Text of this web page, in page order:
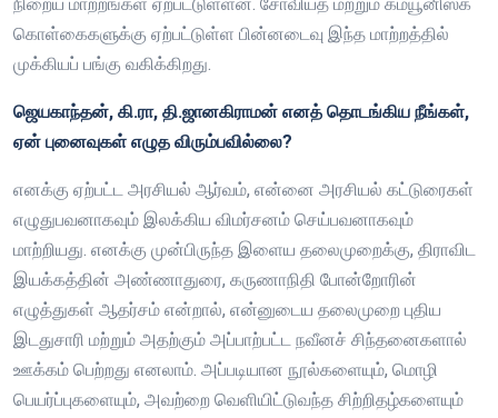
கொள்கைகளுக்கு ஏற்பட்டுள்ள பின்னடைவு இந்த மாற்றத்தில்
முக்கியப் பங்கு வகிக்கிறது.
ஜெயகாந்தன், கி.ரா, தி.ஜானகிராமன் எனத் தொடங்கிய நீங்கள்,
ஏன் புனைவுகள் எழுத விரும்பவில்லை?
எனக்கு ஏற்பட்ட அரசியல் ஆர்வம், என்னை அரசியல் கட்டுரைகள்
எழுதுபவனாகவும் இலக்கிய விமர்சனம் செய்பவனாகவும்
மாற்றியது. எனக்கு முன்பிருந்த இளைய தலைமுறைக்கு, திராவிட
இயக்கத்தின் அண்ணாதுரை, கருணாநிதி போன்றோரின்
எழுத்துகள் ஆதர்சம் என்றால், என்னுடைய தலைமுறை புதிய
இடதுசாரி மற்றும் அதற்கும் அப்பாற்பட்ட நவீனச் சிந்தனைகளால்
ஊக்கம் பெற்றது எனலாம். அப்படியான நூல்களையும், மொழி
பெயர்ப்புகளையும், அவற்றை வெளியிட்டுவந்த சிற்றிதழ்களையும்